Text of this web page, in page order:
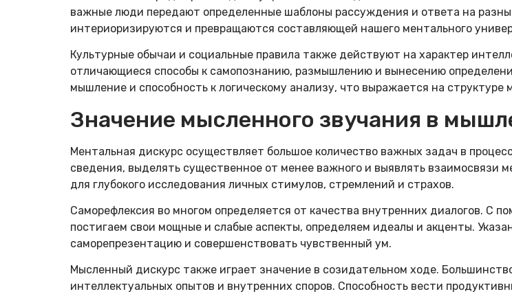
важные люди передают определенные шаблоны рассуждения и ответа на
интериоризируются и превращаются составляющей нашего ментального
Культурные обычаи и социальные правила также действуют на характер
отличающиеся способы к самопознанию, размышлению и вынесению
мышление и способность к логическому анализу, что выражается на структуре
Значение мысленного звучания в
Ментальная дискурс осуществляет большое количество важных задач в
сведения, выделять существенное от менее важного и выявлять
для глубокого исследования личных стимулов, стремлений и страхов.
Саморефлексия во многом определяется от качества внутренних диалогов. С
постигаем свои мощные и слабые аспекты, определяем идеалы и акценты.
саморепрезентацию и совершенствовать чувственный ум.
Мысленный дискурс также играет значение в созидательном ходе.
интеллектуальных опытов и внутренних споров. Способность вести